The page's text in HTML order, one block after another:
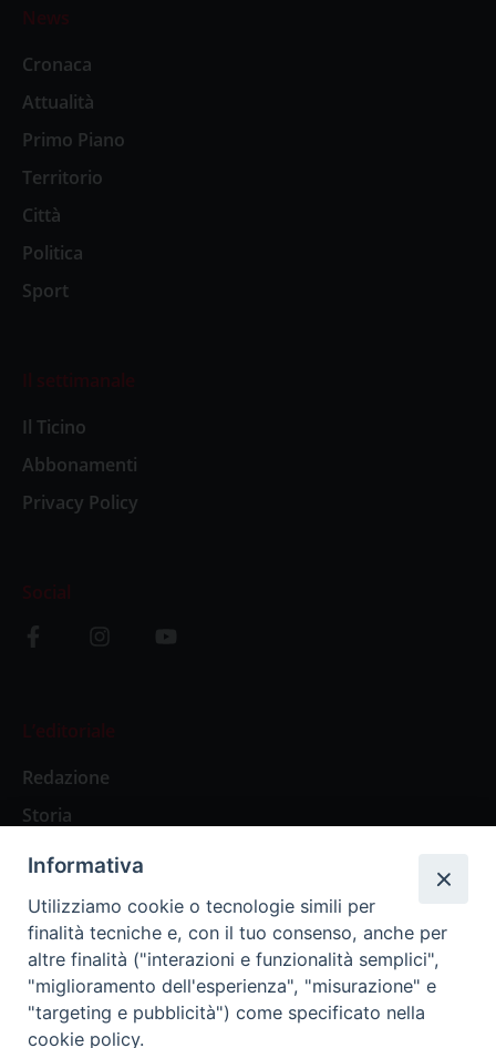
News
Cronaca
Attualità
Primo Piano
Territorio
Città
Politica
Sport
Il settimanale
Il Ticino
Abbonamenti
Privacy Policy
Social
L’editoriale
Redazione
Storia
Abbonamenti
Abbonamento Annuale Digitale
Abbonamento Annuale Cartaceo
Abbonamento Singola Copia Digitale
Informativa
Utilizziamo cookie o tecnologie simili per
finalità tecniche e, con il tuo consenso, anche per
altre finalità ("interazioni e funzionalità semplici",
"miglioramento dell'esperienza", "misurazione" e
"targeting e pubblicità") come specificato nella
cookie policy.